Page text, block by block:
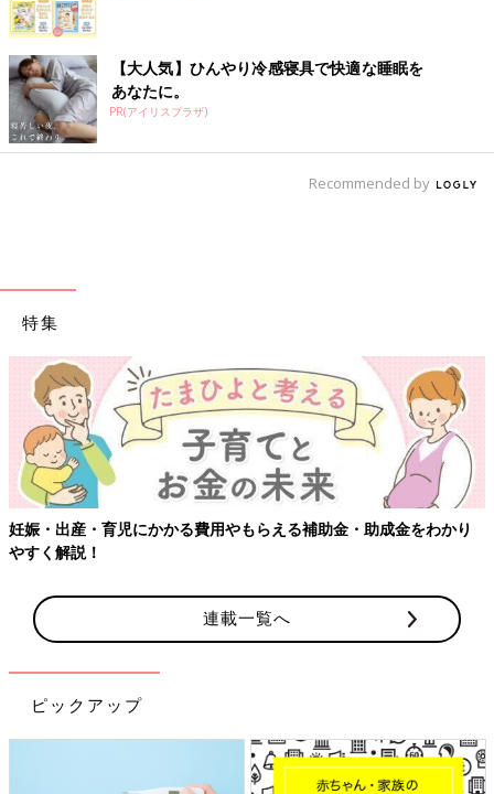
【大人気】ひんやり冷感寝具で快適な睡眠を
あなたに。
PR(アイリスプラザ)
Recommended by
特集
【ワクチン接種できるものも】妊婦の感染症対策、知っておいて！
連載一覧へ
ピックアップ